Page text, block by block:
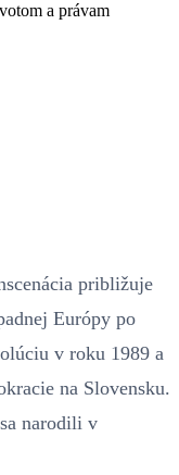
a právam
približuje
Európy po
v roku 1989 a
na Slovensku.
narodili v